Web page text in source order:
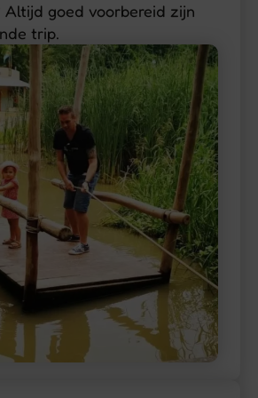
Altijd goed voorbereid zijn
trip.